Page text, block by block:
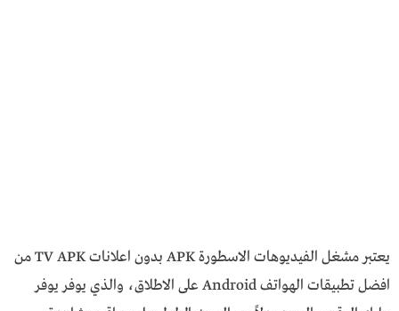
يعتبر مشغل الفيديوهات الاسطورة APK بدون اعلانات TV APK من
افضل تطبيقات الهواتف Android على الاطلاق، والذي يوفر يوفر